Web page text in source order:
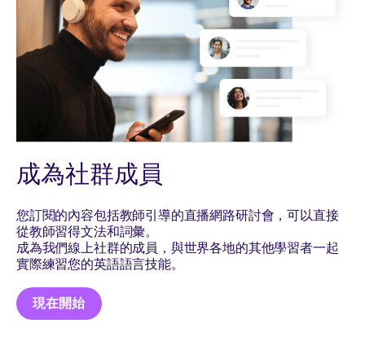
成為社群成員
您訂閱的內容包括教師引導的直播網路研討會，可以直接
從教師習得文法和詞彙。
成為我們線上社群的成員，與世界各地的其他學習者一起
實際練習您的英語語言技能。
現在開始